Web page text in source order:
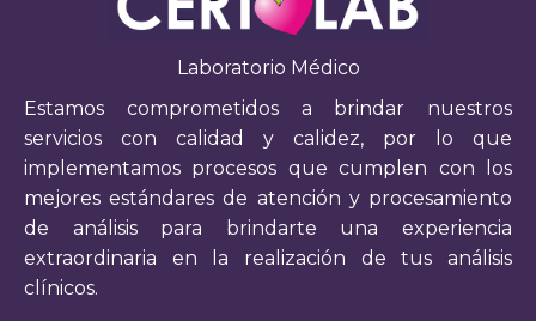
Laboratorio Médico
Estamos comprometidos a brindar nuestros
servicios con calidad y calidez, por lo que
implementamos procesos que cumplen con los
mejores estándares de atención y procesamiento
de análisis para brindarte una experiencia
extraordinaria en la realización de tus análisis
clínicos.